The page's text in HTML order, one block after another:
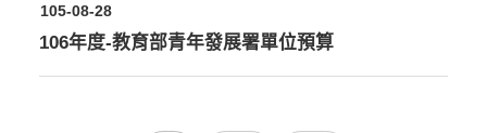
105-08-28
106年度-教育部青年發展署單位預算